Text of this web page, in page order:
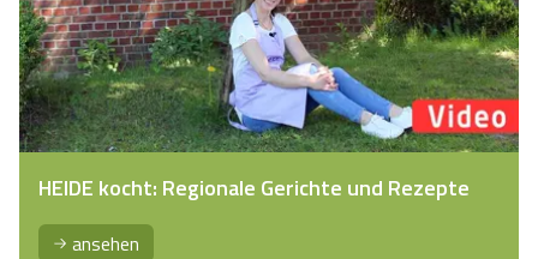
HEIDE kocht: Regionale Gerichte und Rezepte
ansehen